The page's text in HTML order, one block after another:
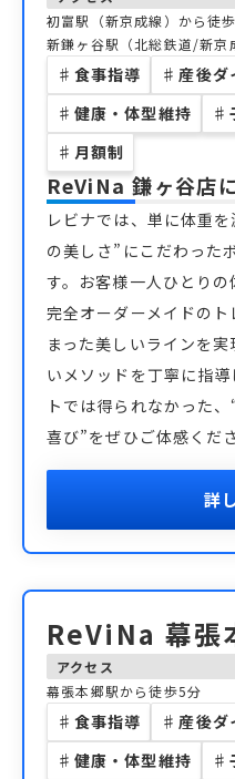
初富駅（新京成線）から徒
新鎌ヶ谷駅（北総鉄道/新
♯ 食事指導 ♯ 産後ダ
♯ 健康・体型維持 ♯
♯ 月額制
ReViNa 鎌ヶ谷店
レビナでは、単に体重
の美しさ”にこだわった
す。お客様一人ひとり
完全オーダーメイドの
まった美しいラインを
いメソッドを丁寧に指
トでは得られなかった
喜び”をぜひご体感くださ
詳
ReViNa 幕張
アクセス
幕張本郷駅から徒歩5分
♯ 食事指導 ♯ 産後ダ
♯ 健康・体型維持 ♯